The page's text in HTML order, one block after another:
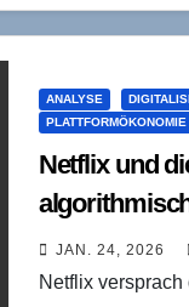
ANALYSE
PLATTFORMÖKONOMIE
Netflix und
JAN. 24, 2026
Netflix